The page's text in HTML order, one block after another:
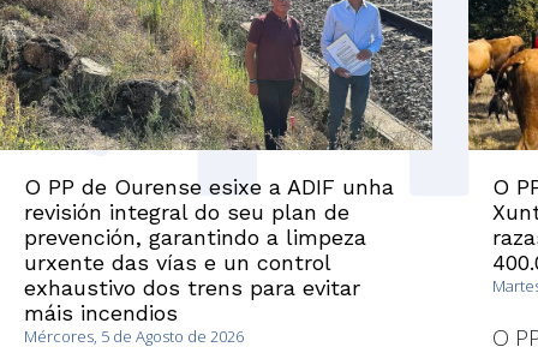
O PP de Ourense esixe a ADIF unha
revisión integral do seu plan de
prevención, garantindo a limpeza
urxente das vías e un control
exhaustivo dos trens para evitar
máis incendios
Mércores, 5 de Agosto de 2026
O
O